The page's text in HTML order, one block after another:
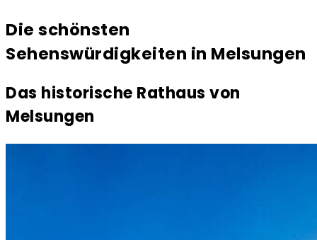
Die schönsten
Sehenswürdigkeiten in Melsungen
Das historische Rathaus von
Melsungen